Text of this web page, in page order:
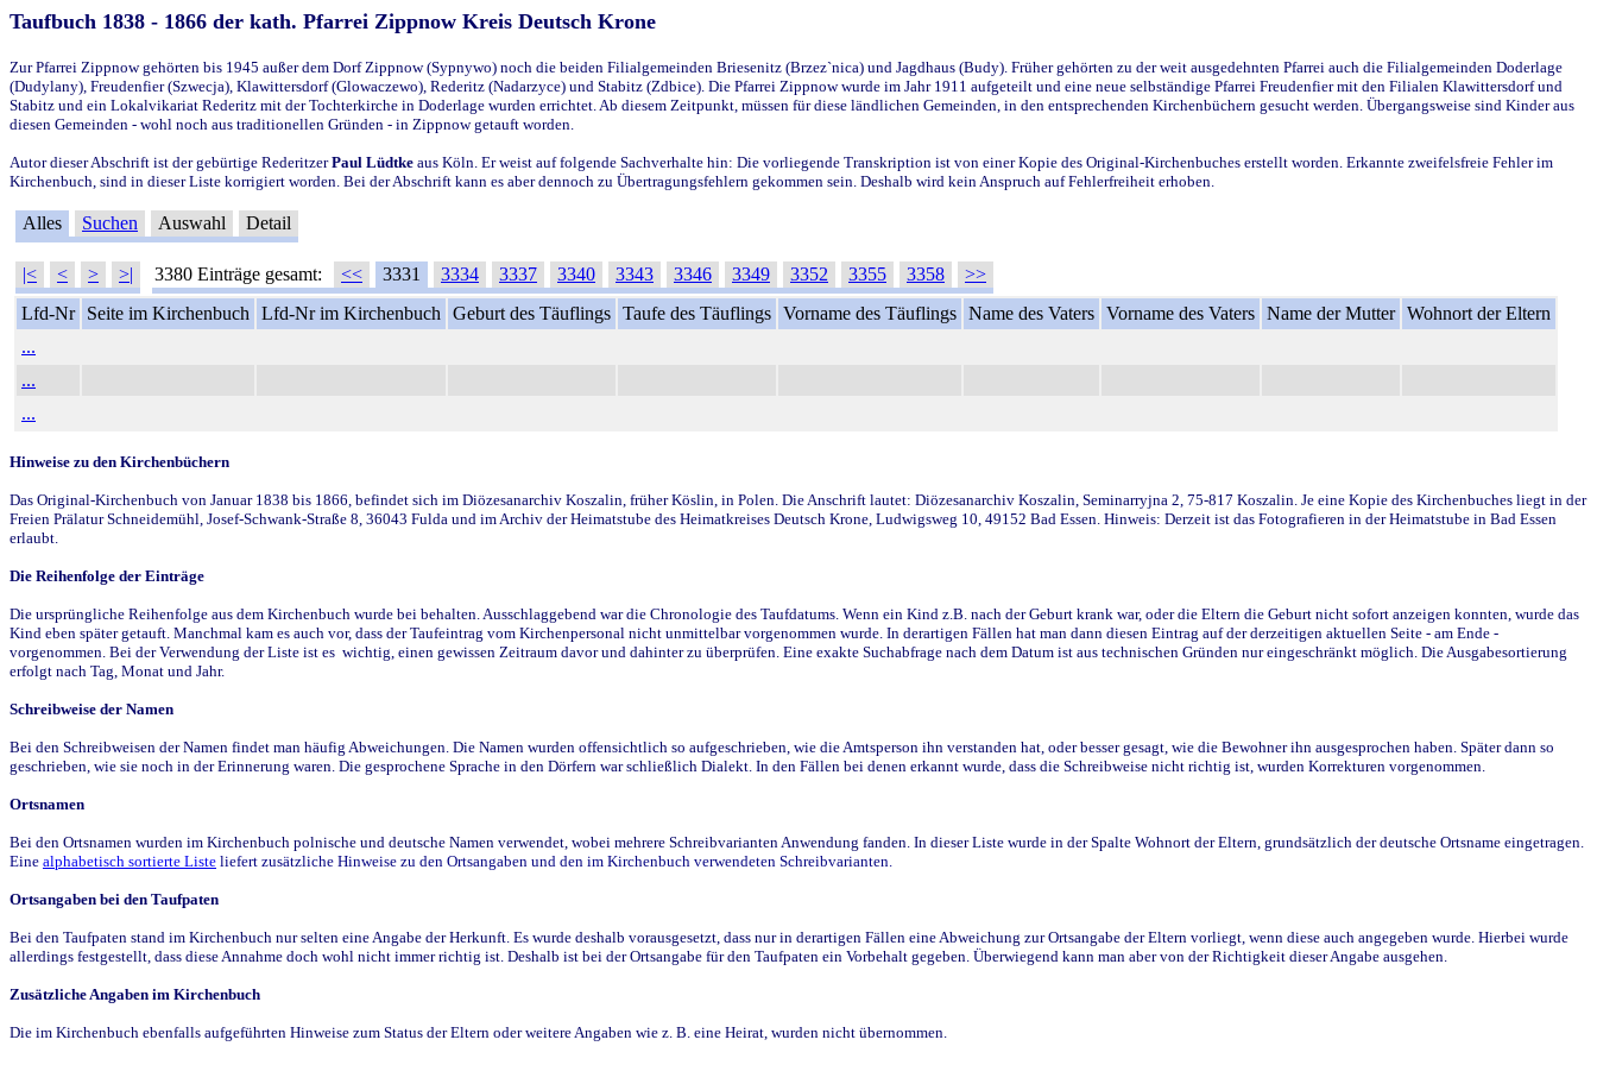
Taufbuch 1838 - 1866 der kath. Pfarrei Zippnow Kreis Deutsch Krone
Zur Pfarrei Zippnow gehörten bis 1945 außer dem Dorf Zippnow (Sypnywo) noch die beiden Filialgemeinden Briesenitz (Brzez`nica) und Jagdhaus (Budy). Früher gehörten zu der weit ausgedehnten Pfarrei auch die Filialgemeinden Doderlage
(Dudylany), Freudenfier (Szwecja), Klawittersdorf (Glowaczewo), Rederitz (Nadarzyce) und Stabitz (Zdbice). Die Pfarrei Zippnow wurde im Jahr 1911 aufgeteilt und eine neue selbständige Pfarrei Freudenfier mit den Filialen Klawittersdorf und
Stabitz und ein Lokalvikariat Rederitz mit der Tochterkirche in Doderlage wurden errichtet. Ab diesem Zeitpunkt, müssen für diese ländlichen Gemeinden, in den entsprechenden Kirchenbüchern gesucht werden. Übergangsweise sind Kinder aus
diesen Gemeinden - wohl noch aus traditionellen Gründen - in Zippnow getauft worden.
Autor dieser Abschrift ist der gebürtige RederitzerPaul Lüdtke aus Köln. Er weist auf folgende Sachverhalte hin: Die vorliegende Transkription ist von einer Kopie des Original-Kirchenbuches erstellt worden. Erkannte zweifelsfreie Fehler im
Kirchenbuch, sind in dieser Liste korrigiert worden. Bei der Abschrift kann es aber dennoch zu Übertragungsfehlern gekommen sein. Deshalb wird kein Anspruch auf Fehlerfreiheit erhoben.
Alles Suchen Auswahl Detail
|< < > >| 3380 Einträge gesamt: << 3331 3334 3337 3340 3343 3346 3349 3352 3355 3358
>>
Lfd-Nr
Seite im Kirchenbuch Lfd-Nr im Kirchenbuch Geburt des Täuflings Taufe des Täuflings Vorname des Täuflings Name des Vaters Vorname des Vaters Name der Mutter Wohnort der Eltern
...
...
...
Hinweise zu den Kirchenbüchern
Das Original-Kirchenbuch von Januar 1838 bis 1866, befindet sich im Diözesanarchiv Koszalin, früher Köslin, in Polen. Die Anschrift lautet: Diözesanarchiv Koszalin, Seminarryjna 2, 75-817 Koszalin. Je eine Kopie des Kirchenbuches liegt in der
Freien Prälatur Schneidemühl, Josef-Schwank-Straße 8, 36043 Fulda und im Archiv der Heimatstube des Heimatkreises Deutsch Krone, Ludwigsweg 10, 49152 Bad Essen. Hinweis: Derzeit ist das Fotografieren in der Heimatstube in Bad Essen
erlaubt.
Die Reihenfolge der Einträge
Die ursprüngliche Reihenfolge aus dem Kirchenbuch wurde bei behalten. Ausschlaggebend war die Chronologie des Taufdatums. Wenn ein Kind z.B. nach der Geburt krank war, oder die Eltern die Geburt nicht sofort anzeigen konnten, wurde das
Kind eben später getauft. Manchmal kam es auch vor, dass der Taufeintrag vom Kirchenpersonal nicht unmittelbar vorgenommen wurde. In derartigen Fällen hat man dann diesen Eintrag auf der derzeitigen aktuellen Seite - am Ende -
vorgenommen. Bei der Verwendung der Liste ist es wichtig, einen gewissen Zeitraum davor und dahinter zu überprüfen. Eine exakte Suchabfrage nach dem Datum ist aus technischen Gründen nur eingeschränkt möglich. Die Ausgabesortierung
erfolgt nach Tag, Monat und Jahr.
Schreibweise der Namen
Bei den Schreibweisen der Namen findet man häufig Abweichungen. Die Namen wurden offensichtlich so aufgeschrieben, wie die Amtsperson ihn verstanden hat, oder besser gesagt, wie die Bewohner ihn ausgesprochen haben. Später dann so
geschrieben, wie sie noch in der Erinnerung waren. Die gesprochene Sprache in den Dörfern war schließlich Dialekt. In den Fällen bei denen erkannt wurde, dass die Schreibweise nicht richtig ist, wurden Korrekturen vorgenommen.
Ortsnamen
Bei den Ortsnamen wurden im Kirchenbuch polnische und deutsche Namen verwendet, wobei mehrere Schreibvarianten Anwendung fanden. In dieser Liste wurde in der Spalte Wohnort der Eltern, grundsätzlich der deutsche Ortsname eingetragen.
Eine alphabetisch sortierte Liste liefert zusätzliche Hinweise zu den Ortsangaben und den im Kirchenbuch verwendeten Schreibvarianten.
Ortsangaben bei den Taufpaten
Bei den Taufpaten stand im Kirchenbuch nur selten eine Angabe der Herkunft. Es wurde deshalb vorausgesetzt, dass nur in derartigen Fällen eine Abweichung zur Ortsangabe der Eltern vorliegt, wenn diese auch angegeben wurde. Hierbei wurde
allerdings festgestellt, dass diese Annahme doch wohl nicht immer richtig ist. Deshalb ist bei der Ortsangabe für den Taufpaten ein Vorbehalt gegeben. Überwiegend kann man aber von der Richtigkeit dieser Angabe ausgehen.
Zusätzliche Angaben im Kirchenbuch
Die im Kirchenbuch ebenfalls aufgeführten Hinweise zum Status der Eltern oder weitere Angaben wie z. B. eine Heirat, wurden nicht übernommen.